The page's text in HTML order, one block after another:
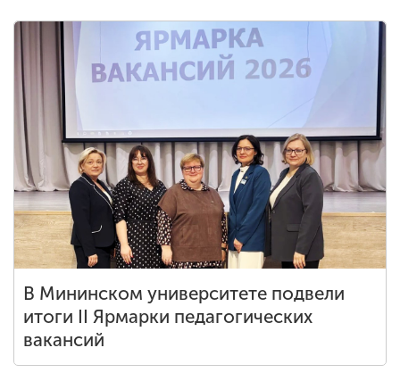
В Мининском университете подвели
итоги II Ярмарки педагогических
вакансий